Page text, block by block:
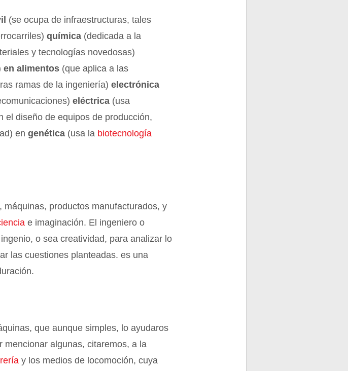
(se ocupa de infraestructuras, tales
química (dedicada a la
y tecnologías novedosas)
en alimentos (que aplica a las
ramas de la ingeniería)electrónica
eléctrica (usa
el diseño de equipos de producción,
engenética (usa la biotecnología
, máquinas, productos manufacturados, y
e imaginación. El ingeniero o
o sea creatividad, para analizar lo
las cuestiones planteadas. es una
que aunque simples, lo ayudaros
mencionar algunas, citaremos, a la
y los medios de locomoción, cuya